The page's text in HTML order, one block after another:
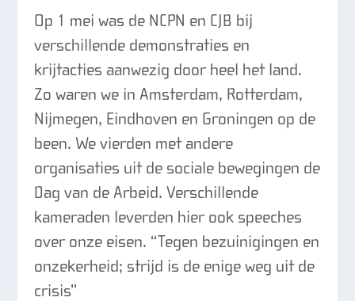
Op 1 mei was de NCPN en CJB bij
verschillende demonstraties en
krijtacties aanwezig door heel het land.
Zo waren we in Amsterdam, Rotterdam,
Nijmegen, Eindhoven en Groningen op de
been. We vierden met andere
organisaties uit de sociale bewegingen de
Dag van de Arbeid. Verschillende
kameraden leverden hier ook speeches
over onze eisen. “Tegen bezuinigingen en
onzekerheid; strijd is de enige weg uit de
crisis”